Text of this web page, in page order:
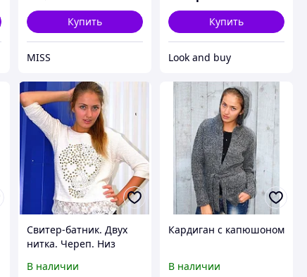
Купить
MISS
Купить
Look and buy
Свитер-батник. Двух
нитка. Череп. Низ
В наличии
Кардиган с капюшоном
В наличии